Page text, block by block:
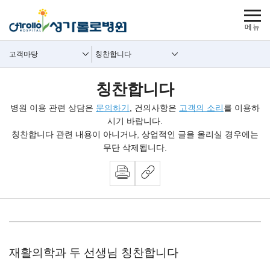
사이트
보조메뉴
고객마당 칭찬합니다
칭찬합니다
병원 이용 관련 상담은 문의하기 , 건의사항은 고객의 소리 를 이용하
시기 바랍니다.
칭찬합니다 관련 내용이 아니거나, 상업적인 글을 올리실 경우에는
무단 삭제됩니다.
재활의학과 두 선생님 칭찬합니다